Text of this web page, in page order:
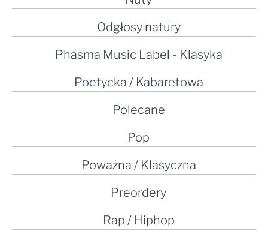
Odgłosy natury
Phasma Music Label - Klasyka
Poetycka / Kabaretowa
Polecane
Pop
Poważna / Klasyczna
Preordery
Rap / Hiphop